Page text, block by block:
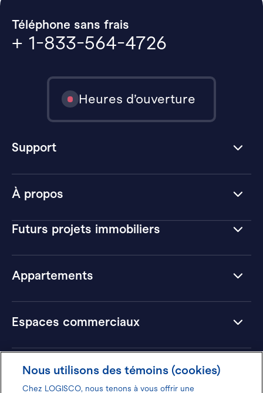
À propos
Futurs projets immobiliers
Appartements
Espaces commerciaux
Hôtels
Téléphone sans frais
+ 1-833-564-4726
Heures d’ouverture
Support
Nous utilisons des témoins (cookies)
Chez LOGISCO, nous tenons à vous offrir une